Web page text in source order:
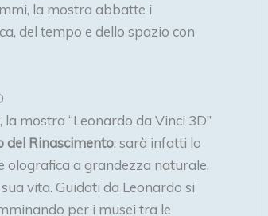
la mostra abbatte i
del tempo e dello spazio con
, la mostra “Leonardo da Vinci 3D”
del Rinascimento: sarà infatti lo
olografica a grandezza naturale,
vita. Guidati da Leonardo si
per i musei tra le